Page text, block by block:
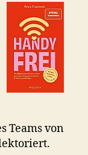
Teams von